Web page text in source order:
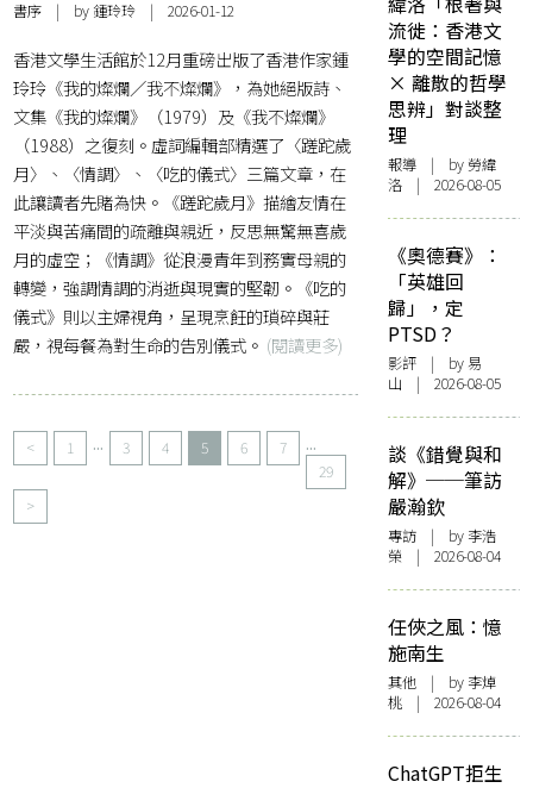
書序 | by 鍾玲玲 | 2026-01-12
香港文學生活館於12月重磅出版了香港作家鍾
玲玲《我的燦爛／我不燦爛》，為她絕版詩、
文集《我的燦爛》（1979）及《我不燦爛》
（1988）之復刻。虛詞編輯部精選了〈蹉跎歲
月〉、〈情調〉、〈吃的儀式〉三篇文章，在
此讓讀者先賭為快。《蹉跎歲月》描繪友情在
平淡與苦痛間的疏離與親近，反思無驚無喜歲
月的虛空；《情調》從浪漫青年到務實母親的
轉變，強調情調的消逝與現實的堅韌。《吃的
儀式》則以主婦視角，呈現烹飪的瑣碎與莊
嚴，視每餐為對生命的告別儀式。 (閱讀更多)
< 1 ... 3 4 5 6 7 ...
29
>
流徙：香港文
學的空間記憶
× 離散的哲學
思辨」對談整
理
報導 | by 勞緯
洛 | 2026-08-05
《奧德賽》：
「英雄回
歸」，定
PTSD？
影評 | by 易
山 | 2026-08-05
談《錯覺與和
解》──筆訪
嚴瀚欽
專訪 | by 李浩
榮 | 2026-08-04
任俠之風：憶
施南生
其他 | by 李焯
桃 | 2026-08-04
ChatGPT拒生